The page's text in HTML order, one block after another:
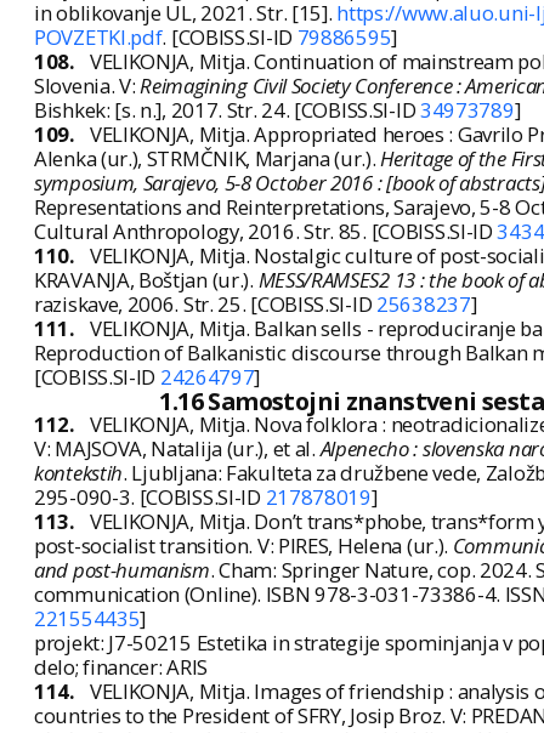
in oblikovanje UL, 2021. Str. [15]. https://www.aluo.uni-
POVZETKI.pdf. [COBISS.SI-ID 79886595]
108. VELIKONJA, Mitja. Continuation of mainstream
Slovenia. V:Reimagining Civil Society Conference :
Bishkek: [s. n.], 2017. Str. 24. [COBISS.SI-ID34973789]
109. VELIKONJA, Mitja. Appropriated heroes : Gavrilo
Alenka (ur.), STRMČNIK, Marjana (ur.).Heritage of the
symposium, Sarajevo, 5-8 October 2016 : [book of
Representations and Reinterpretations, Sarajevo, 5-8
Cultural Anthropology, 2016. Str. 85. [COBISS.SI-ID
110. VELIKONJA, Mitja. Nostalgic culture of post-
KRAVANJA, Boštjan (ur.). MESS/RAMSES2 13 : the book
raziskave, 2006. Str. 25. [COBISS.SI-ID 25638237]
111. VELIKONJA, Mitja. Balkan sells - reproduciranje
Reproduction of Balkanistic discourse through Balkan
[COBISS.SI-ID 24264797]
1.16 Samostojni znanstveni
112. VELIKONJA, Mitja. Nova folklora :
V: MAJSOVA, Natalija (ur.), et al.Alpenecho : slovenska
kontekstih. Ljubljana: Fakulteta za družbene vede,
295-090-3. [COBISS.SI-ID 217878019]
113. VELIKONJA, Mitja. Don’t trans*phobe,
post-socialist transition. V: PIRES, Helena (ur.).
and post-humanism. Cham: Springer Nature, cop.
communication (Online). ISBN 978-3-031-73386-4.
221554435]
projekt: J7-50215 Estetika in strategije spominjanja v
delo; financer: ARIS
114. VELIKONJA, Mitja. Images of friendship :
countries to the President of SFRY, Josip Broz. V: